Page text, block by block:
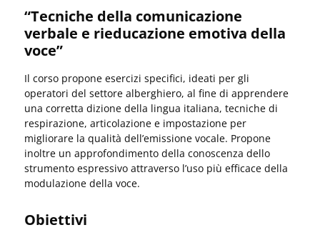
“Tecniche della comunicazione
verbale e rieducazione emotiva della
voce”
Il corso propone esercizi specifici, ideati per gli
operatori del settore alberghiero, al fine di apprendere
una corretta dizione della lingua italiana, tecniche di
respirazione, articolazione e impostazione per
migliorare la qualità dell’emissione vocale. Propone
inoltre un approfondimento della conoscenza dello
strumento espressivo attraverso l’uso più efficace della
modulazione della voce.
Obiettivi